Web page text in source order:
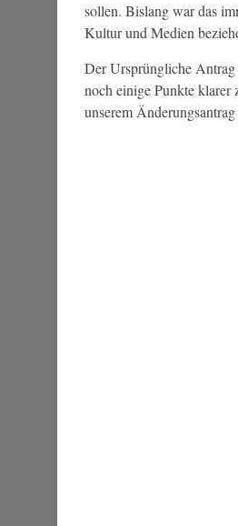
sollen. Bislang war das
Kultur und Medien
Der Ursprüngliche Antrag
noch einige Punkte klarer
unserem